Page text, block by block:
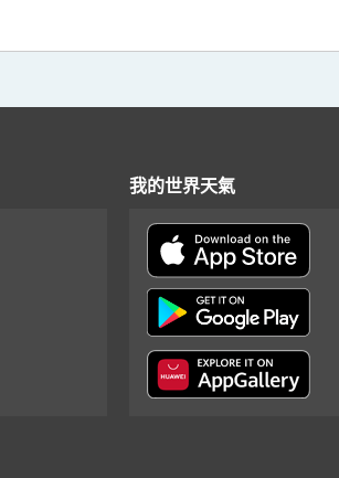
我的世界天氣